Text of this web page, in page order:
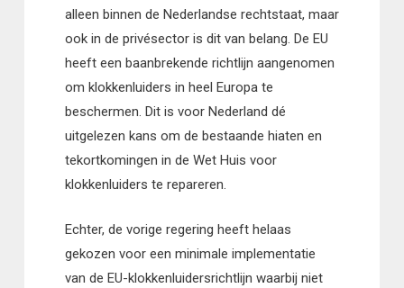
alleen binnen de Nederlandse rechtstaat, maar
ook in de privésector is dit van belang. De EU
heeft een baanbrekende richtlijn aangenomen
om klokkenluiders in heel Europa te
beschermen. Dit is voor Nederland dé
uitgelezen kans om de bestaande hiaten en
tekortkomingen in de Wet Huis voor
klokkenluiders te repareren.
Echter, de vorige regering heeft helaas
gekozen voor een minimale implementatie
van de EU-klokkenluidersrichtlijn waarbij niet